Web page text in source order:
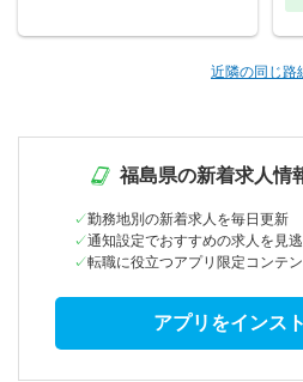
近隣の同じ路
福島県の新着求人情
勤務地別の新着求人を毎日更新
通知設定でおすすめの求人を見
転職に役立つアプリ限定コンテ
アプリをインス